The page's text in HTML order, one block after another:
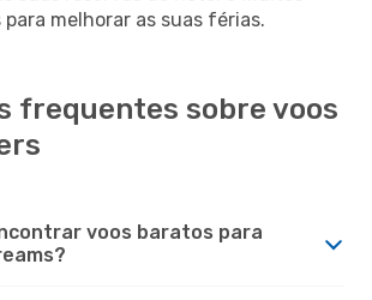
melhorar as suas férias.
frequentes sobre voos
voos baratos para